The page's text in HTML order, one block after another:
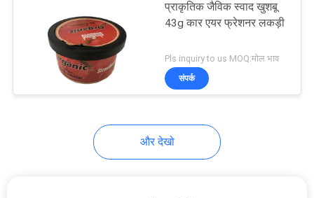
पेपर एयर फ्रेशनर
स्प्रे एयर फ्रेशनर
प्राकृतिक जैविक स्वाद खुशबू
43g कार एयर फ्रेशनर लकड़ी
Pls inquiry to us MOQ:मोल भाव
संपर्क
और देखो